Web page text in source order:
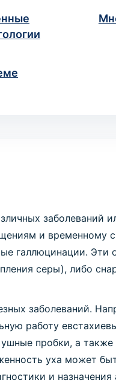
заболеваний
и временному
галлюцинации. Эти
серы), либо
заболеваний.
работу
пробки, а также
уха может
и назначения